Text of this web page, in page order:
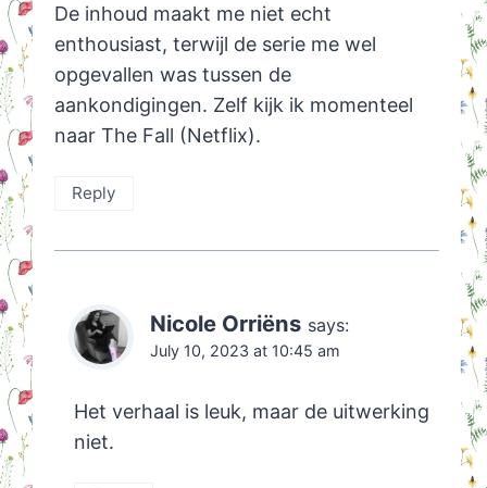
De inhoud maakt me niet echt
enthousiast, terwijl de serie me wel
opgevallen was tussen de
aankondigingen. Zelf kijk ik momenteel
naar The Fall (Netflix).
Reply
Nicole Orriëns says:
July 10, 2023 at 10:45 am
Het verhaal is leuk, maar de uitwerking
niet.